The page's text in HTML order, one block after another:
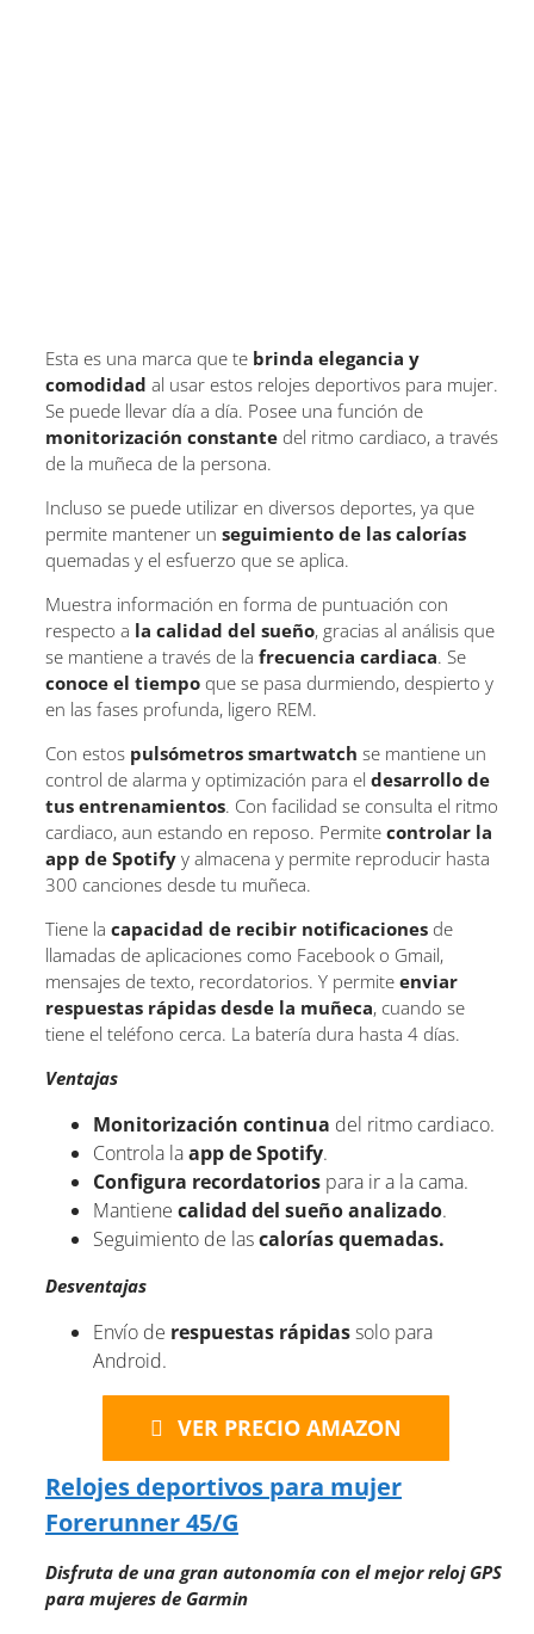
Esta es una marca que te brinda elegancia y
comodidad al usar estos relojes deportivos para mujer.
Se puede llevar día a día. Posee una función de
monitorización constantedel ritmo cardiaco, a través
de la muñeca de la persona.
Incluso se puede utilizar en diversos deportes, ya que
permite mantener un seguimiento de las calorías
quemadas y el esfuerzo que se aplica.
Muestra información en forma de puntuación con
respecto a la calidad del sueño, gracias al análisis que
se mantiene a través de la frecuencia cardiaca. Se
conoce el tiempoque se pasa durmiendo, despierto y
en las fases profunda, ligero REM.
Con estos pulsómetros smartwatch se mantiene un
control de alarma y optimización para el desarrollo de
tus entrenamientos. Con facilidad se consulta el ritmo
cardiaco, aun estando en reposo. Permite controlar la
app de Spotifyy almacena y permite reproducir hasta
300 canciones desde tu muñeca.
Tiene la capacidad de recibir notificacionesde
llamadas de aplicaciones como Facebook o Gmail,
mensajes de texto, recordatorios. Y permite enviar
respuestas rápidas desde la muñeca, cuando se
tiene el teléfono cerca. La batería dura hasta 4 días.
Ventajas
Monitorización continua del ritmo cardiaco.
Controla laapp de Spotify.
Configura recordatoriospara ir a la cama.
Mantiene calidad del sueño analizado.
Seguimiento de lascalorías quemadas.
Desventajas
Envío de respuestas rápidassolo para
Android.
VER PRECIO AMAZON
Relojes deportivos para mujer
Forerunner 45/G
Disfruta de una gran autonomía con el mejor reloj GPS
para mujeres de Garmin